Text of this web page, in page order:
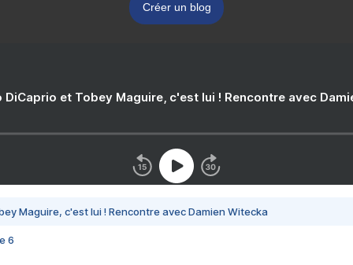
Créer un blog
DiCaprio et Tobey Maguire, c'est lui ! Rencontre avec
Maguire, c'est lui ! Rencontre avec Damien Witecka
6